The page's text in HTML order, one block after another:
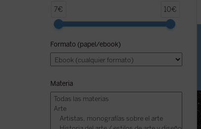
7€ 10€
Formato (papel/ebook)
Materia